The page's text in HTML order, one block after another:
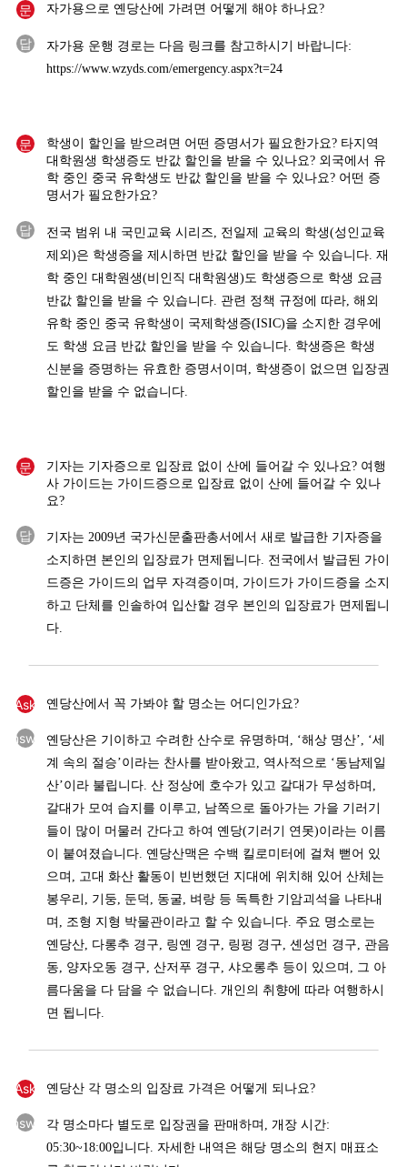
문 자가용으로 옌당산에 가려면 어떻게 해야 하나요?
답
자가용 운행 경로는 다음 링크를 참고하시기 바랍니다:
https://www.wzyds.com/emergency.aspx?t=24
문
학생이 할인을 받으려면 어떤 증명서가 필요한가요? 타지역
대학원생 학생증도 반값 할인을 받을 수 있나요? 외국에서 유
학 중인 중국 유학생도 반값 할인을 받을 수 있나요? 어떤 증
명서가 필요한가요?
답
전국 범위 내 국민교육 시리즈, 전일제 교육의 학생(성인교육
제외)은 학생증을 제시하면 반값 할인을 받을 수 있습니다. 재
학 중인 대학원생(비인직 대학원생)도 학생증으로 학생 요금
반값 할인을 받을 수 있습니다. 관련 정책 규정에 따라, 해외
유학 중인 중국 유학생이 국제학생증(ISIC)을 소지한 경우에
도 학생 요금 반값 할인을 받을 수 있습니다. 학생증은 학생
신분을 증명하는 유효한 증명서이며, 학생증이 없으면 입장권
할인을 받을 수 없습니다.
문
기자는 기자증으로 입장료 없이 산에 들어갈 수 있나요? 여행
사 가이드는 가이드증으로 입장료 없이 산에 들어갈 수 있나
요?
답
기자는 2009년 국가신문출판총서에서 새로 발급한 기자증을
소지하면 본인의 입장료가 면제됩니다. 전국에서 발급된 가이
드증은 가이드의 업무 자격증이며, 가이드가 가이드증을 소지
하고 단체를 인솔하여 입산할 경우 본인의 입장료가 면제됩니
다.
Ask 옌당산에서 꼭 가봐야 할 명소는 어디인가요?
Answer옌당산은 기이하고 수려한 산수로 유명하며, ‘해상 명산’, ‘세
계 속의 절승’이라는 찬사를 받아왔고, 역사적으로 ‘동남제일
산’이라 불립니다. 산 정상에 호수가 있고 갈대가 무성하며,
갈대가 모여 습지를 이루고, 남쪽으로 돌아가는 가을 기러기
들이 많이 머물러 간다고 하여 옌당(기러기 연못)이라는 이름
이 붙여졌습니다. 옌당산맥은 수백 킬로미터에 걸쳐 뻗어 있
으며, 고대 화산 활동이 빈번했던 지대에 위치해 있어 산체는
봉우리, 기둥, 둔덕, 동굴, 벼랑 등 독특한 기암괴석을 나타내
며, 조형 지형 박물관이라고 할 수 있습니다. 주요 명소로는
옌당산, 다롱추 경구, 링옌 경구, 링펑 경구, 셴성먼 경구, 관음
동, 양자오동 경구, 산저푸 경구, 샤오롱추 등이 있으며, 그 아
름다움을 다 담을 수 없습니다. 개인의 취향에 따라 여행하시
면 됩니다.
Ask 옌당산 각 명소의 입장료 가격은 어떻게 되나요?
Answer각 명소마다 별도로 입장권을 판매하며, 개장 시간:
05:30~18:00입니다. 자세한 내역은 해당 명소의 현지 매표소